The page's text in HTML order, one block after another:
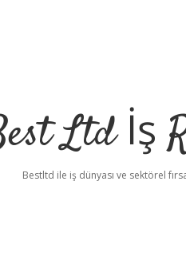
Ltd İş
Bestltd ile iş dünyası ve sektörel